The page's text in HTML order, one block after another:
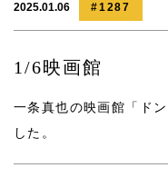
2025.01.06 #1287
1/6映画館
一条真也の映画館「ド
した。